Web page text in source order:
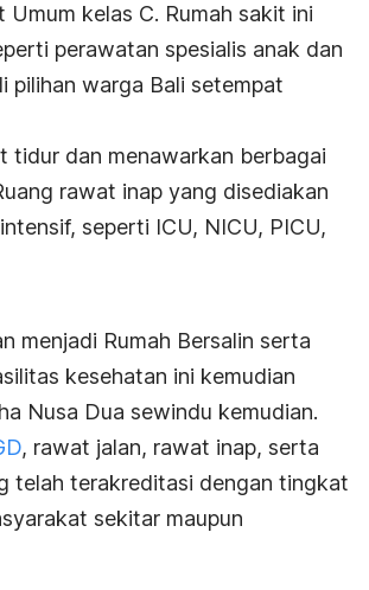
Umum kelas C. Rumah sakit ini
perawatan spesialis anak dan
pilihan warga Bali setempat
tidur dan menawarkan berbagai
rawat inap yang disediakan
seperti ICU, NICU, PICU,
menjadi Rumah Bersalin serta
kesehatan ini kemudian
Nusa Dua sewindu kemudian.
, rawat jalan, rawat inap, serta
telah terakreditasi dengan tingkat
sekitar maupun